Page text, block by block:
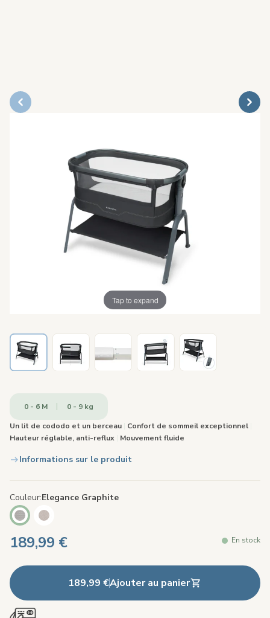
Tap to expand
0 - 6 M
0 - 9 kg
Un lit de cododo et un berceau
Confort de sommeil exceptionnel
Hauteur réglable, anti-reflux
Mouvement fluide
Informations sur le produit
Couleur Elegance Graphite
189,99 € En stock
189,99 €Ajouter au panier